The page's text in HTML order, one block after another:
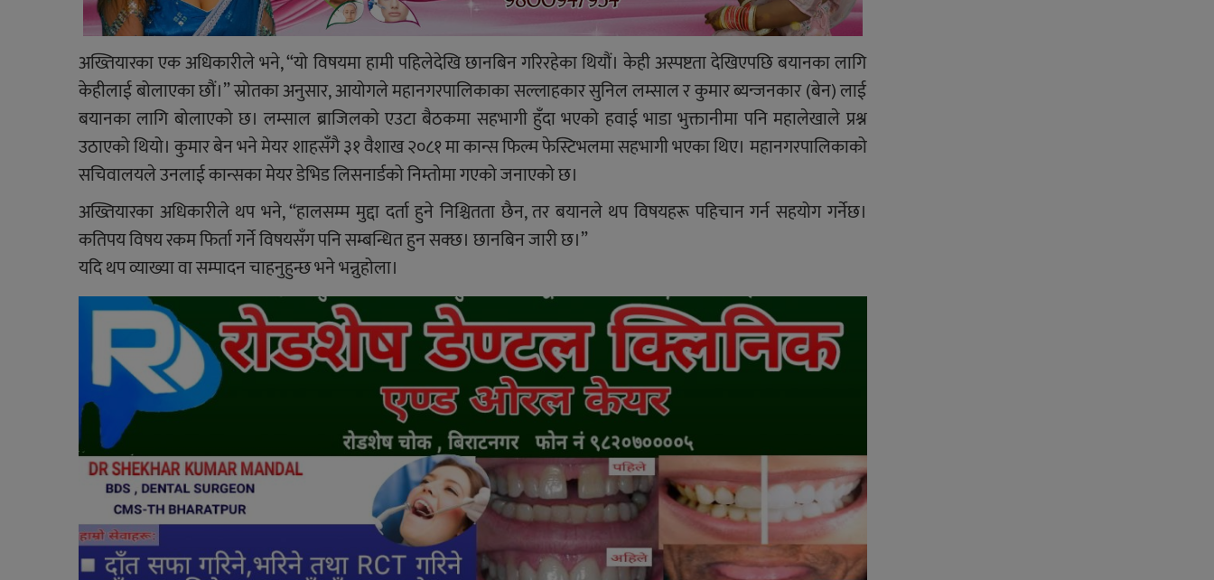
अख्तियारका एक अधिकारीले भने, “यो विषयमा हामी पहिलेदेखि छानबिन गरिरहेका थियौं। केही अस्पष्टता देखिएपछि बयानका लागि
केहीलाई बोलाएका छौं।” स्रोतका अनुसार, आयोगले महानगरपालिकाका सल्लाहकार सुनिल लम्साल र कुमार ब्यन्जनकार (बेन) लाई
बयानका लागि बोलाएको छ। लम्साल ब्राजिलको एउटा बैठकमा सहभागी हुँदा भएको हवाई भाडा भुक्तानीमा पनि महालेखाले प्रश्न
उठाएको थियो। कुमार बेन भने मेयर शाहसँगै ३१ वैशाख २०८१ मा कान्स फिल्म फेस्टिभलमा सहभागी भएका थिए। महानगरपालिकाको
सचिवालयले उनलाई कान्सका मेयर डेभिड लिसनार्डको निम्तोमा गएको जनाएको छ।
अख्तियारका अधिकारीले थप भने, “हालसम्म मुद्दा दर्ता हुने निश्चितता छैन, तर बयानले थप विषयहरू पहिचान गर्न सहयोग गर्नेछ।
कतिपय विषय रकम फिर्ता गर्ने विषयसँग पनि सम्बन्धित हुन सक्छ। छानबिन जारी छ।”
यदि थप व्याख्या वा सम्पादन चाहनुहुन्छ भने भन्नुहोला।